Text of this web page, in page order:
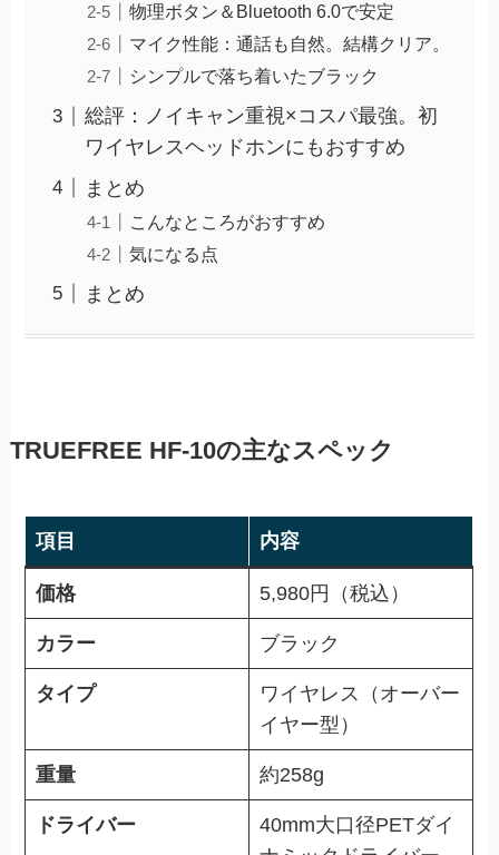
物理ボタン＆Bluetooth 6.0で安定
マイク性能：通話も自然。結構クリア。
シンプルで落ち着いたブラック
総評：ノイキャン重視×コスパ最強。初
ワイヤレスヘッドホンにもおすすめ
まとめ
こんなところがおすすめ
気になる点
まとめ
TRUEFREE HF-10の主なスペック
項目 内容
価格 5,980円（税込）
カラー ブラック
タイプ
ワイヤレス（オーバー
イヤー型）
重量 約258g
ドライバー
40mm大口径PETダイ